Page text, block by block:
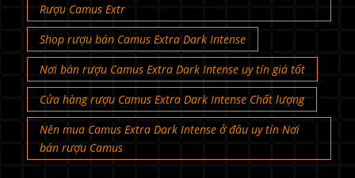
Rượu Camus Extr
Shop rượu bán Camus Extra Dark Intense
Nơi bán rượu Camus Extra Dark Intense uy tín giá tốt
Cửa hàng rượu Camus Extra Dark Intense Chất lượng
Nên mua Camus Extra Dark Intense ở đâu uy tín Nơi
bán rượu Camus